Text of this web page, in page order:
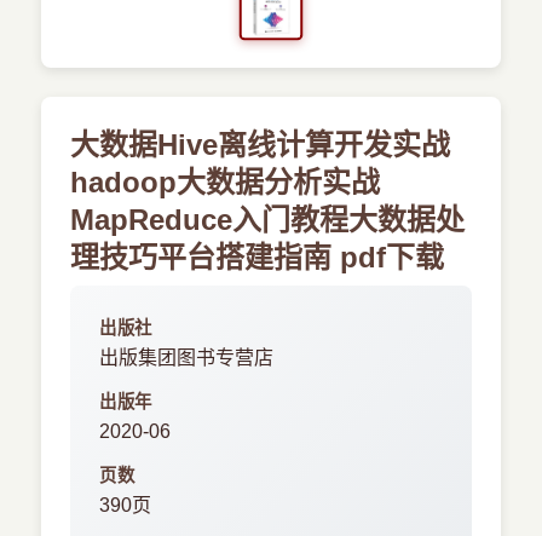
大数据Hive离线计算开发实战
hadoop大数据分析实战
MapReduce入门教程大数据处
理技巧平台搭建指南 pdf下载
出版社
出版集团图书专营店
出版年
2020-06
页数
390页